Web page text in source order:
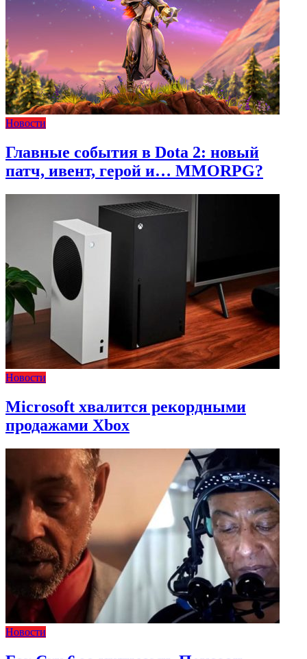
Новости
Главные события в Dota 2: новый
патч, ивент, герой и… MMORPG?
Новости
Microsoft хвалится рекордными
продажами Xbox
Новости